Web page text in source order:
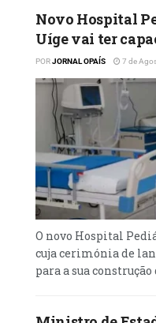
Novo Hospital
Uíge vai ter
PORJORNAL OPAÍS 7 de
O novo Hospital
cuja cerimónia de
para a sua construção